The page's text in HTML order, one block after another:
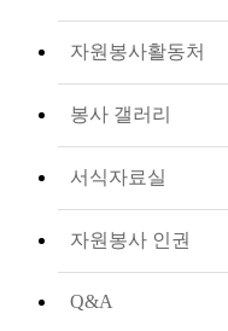
자원봉사활동처
봉사 갤러리
서식자료실
자원봉사 인권
Q&A